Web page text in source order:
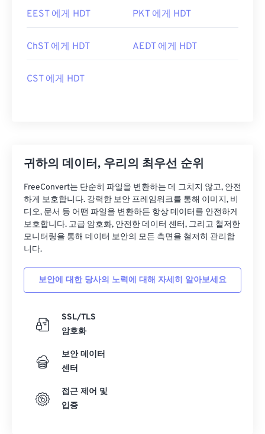
EEST 에게 HDT PKT 에게 HDT
ChST 에게 HDT AEDT 에게 HDT
CST 에게 HDT
귀하의 데이터, 우리의 최우선 순위
FreeConvert는 단순히 파일을 변환하는 데 그치지 않고, 안전
하게 보호합니다. 강력한 보안 프레임워크를 통해 이미지, 비
디오, 문서 등 어떤 파일을 변환하든 항상 데이터를 안전하게
보호합니다. 고급 암호화, 안전한 데이터 센터, 그리고 철저한
모니터링을 통해 데이터 보안의 모든 측면을 철저히 관리합
니다.
보안에 대한 당사의 노력에 대해 자세히 알아보세요
SSL/TLS
암호화
보안 데이터
센터
접근 제어 및
입증